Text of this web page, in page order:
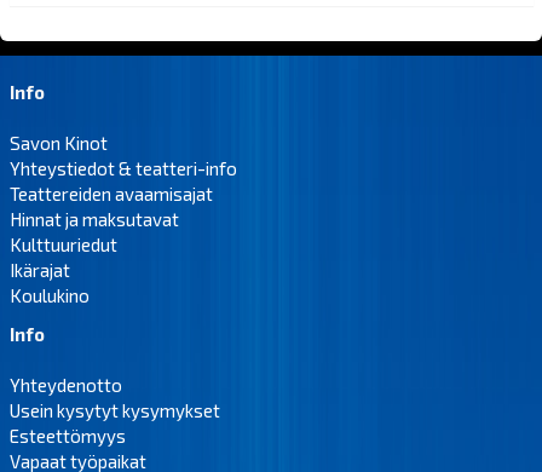
Info
Savon Kinot
Yhteystiedot & teatteri-info
Teattereiden avaamisajat
Hinnat ja maksutavat
Kulttuuriedut
Ikärajat
Koulukino
Info
Yhteydenotto
Usein kysytyt kysymykset
Esteettömyys
Vapaat työpaikat